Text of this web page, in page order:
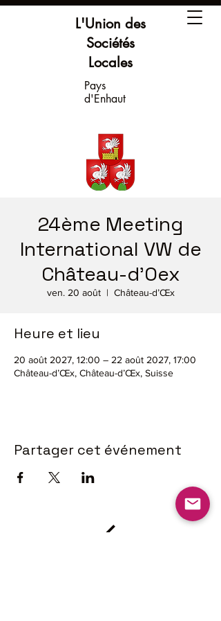
L'Union des
Sociétés
Locales
Pays
d'Enhaut
24ème Meeting
International VW de
Château-d'Oex
ven. 20 août
  |
Château-d’Œx
Heure et lieu
20 août 2027, 12:00 – 22 août 2027, 17:00
Château-d’Œx, Château-d’Œx, Suisse
Partager cet événement